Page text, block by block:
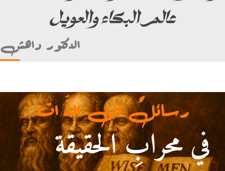
عالم البكاء والعويل
الدكتور داهش
في محرابِ الحقيقة
رسائلٌ الى الذَّ ات